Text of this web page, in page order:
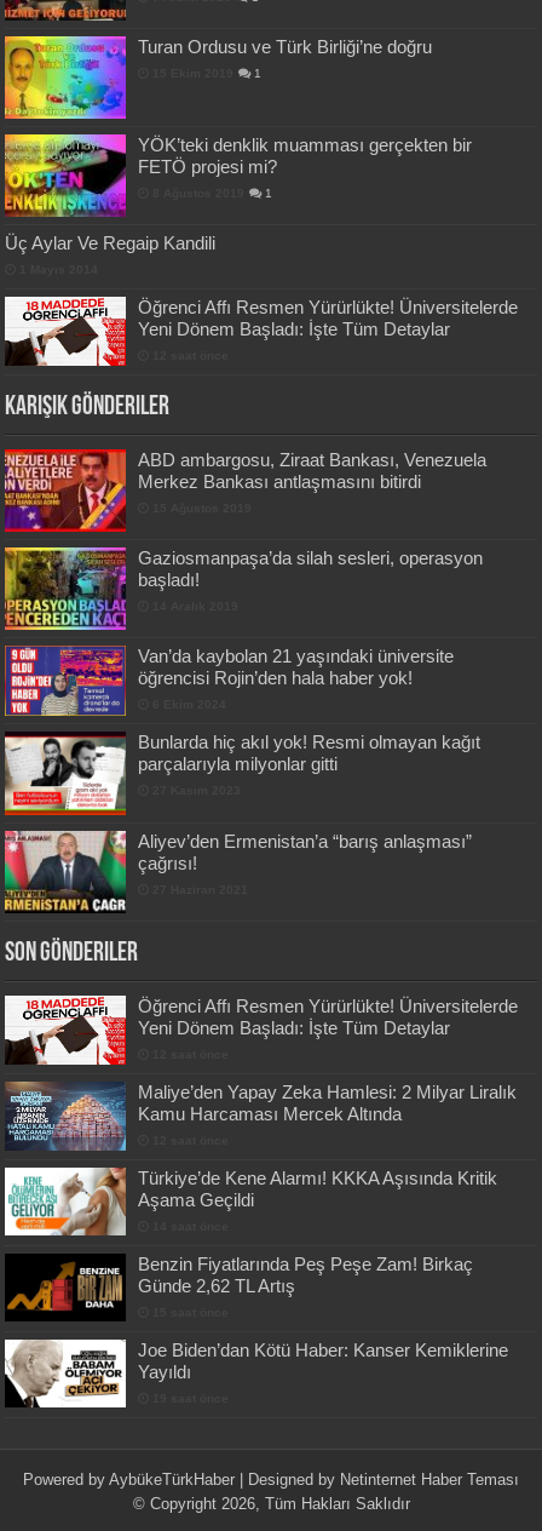
Turan Ordusu ve Türk Birliği’ne doğru
1
YÖK’teki denklik muamması gerçekten bir
FETÖ projesi mi?
1
Üç Aylar Ve Regaip Kandili
Öğrenci Affı Resmen Yürürlükte! Üniversitelerde
Yeni Dönem Başladı: İşte Tüm Detaylar
Karışık Gönderiler
ABD ambargosu, Ziraat Bankası, Venezuela
Merkez Bankası antlaşmasını bitirdi
Gaziosmanpaşa’da silah sesleri, operasyon
başladı!
Van’da kaybolan 21 yaşındaki üniversite
öğrencisi Rojin’den hala haber yok!
Bunlarda hiç akıl yok! Resmi olmayan kağıt
parçalarıyla milyonlar gitti
Aliyev’den Ermenistan’a “barış anlaşması”
çağrısı!
Son Gönderiler
Öğrenci Affı Resmen Yürürlükte! Üniversitelerde
Yeni Dönem Başladı: İşte Tüm Detaylar
Maliye’den Yapay Zeka Hamlesi: 2 Milyar Liralık
Kamu Harcaması Mercek Altında
Türkiye’de Kene Alarmı! KKKA Aşısında Kritik
Aşama Geçildi
Benzin Fiyatlarında Peş Peşe Zam! Birkaç
Günde 2,62 TL Artış
Joe Biden’dan Kötü Haber: Kanser Kemiklerine
Yayıldı
Powered by AybükeTürkHaber | Designed by Netinternet Haber Teması
© Copyright 2026, Tüm Hakları Saklıdır